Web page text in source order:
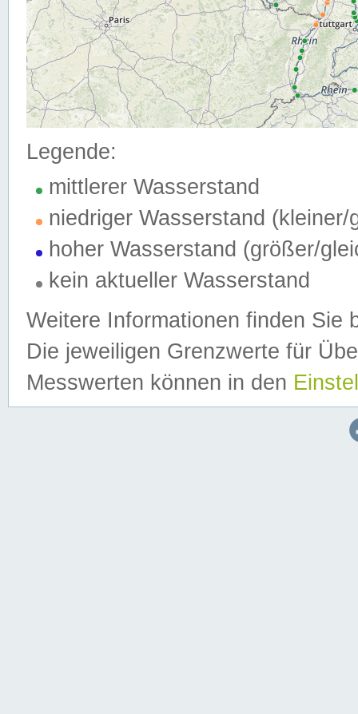
Legende:
mittlerer Wasserstand
niedriger Wasserstand (kleiner/
hoher Wasserstand (größer/
kein aktueller Wasserstand
Weitere Informationen finden Sie
Die jeweiligen Grenzwerte für
Messwerten können in den